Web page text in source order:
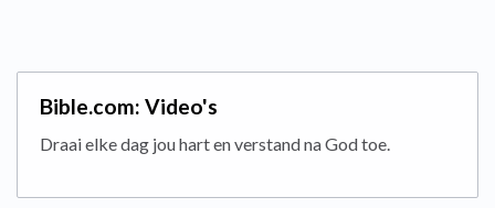
Bible.com: Video's
Draai elke dag jou hart en verstand na God toe.